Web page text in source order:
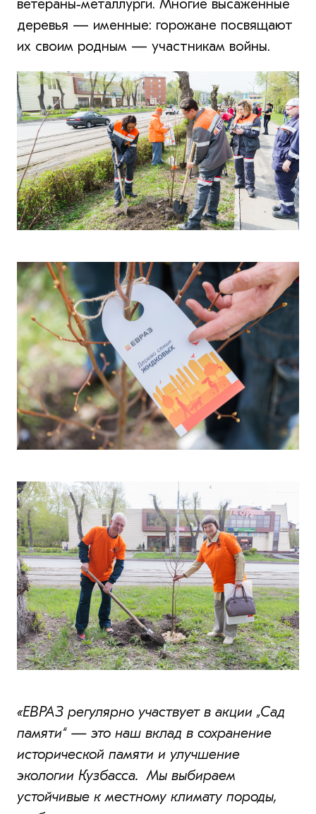
ветераны‑металлурги. Многие высаженные
деревья — именные: горожане посвящают
их своим родным — участникам войны.
«ЕВРАЗ регулярно участвует в акции „Сад
памяти“ — это наш вклад в сохранение
исторической памяти и улучшение
экологии Кузбасса. Мы выбираем
устойчивые к местному климату породы,